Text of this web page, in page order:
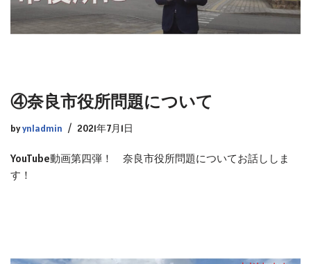
④奈良市役所問題について
byynladmin 2021年7月1日
YouTube動画第四弾！ 奈良市役所問題についてお話ししま
す！